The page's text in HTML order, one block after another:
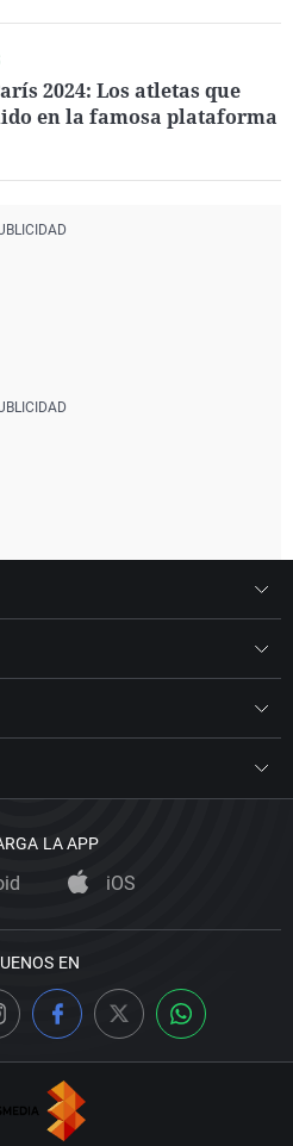
2024: Los atletas que
en la famosa plataforma
LA APP
iOS
EN